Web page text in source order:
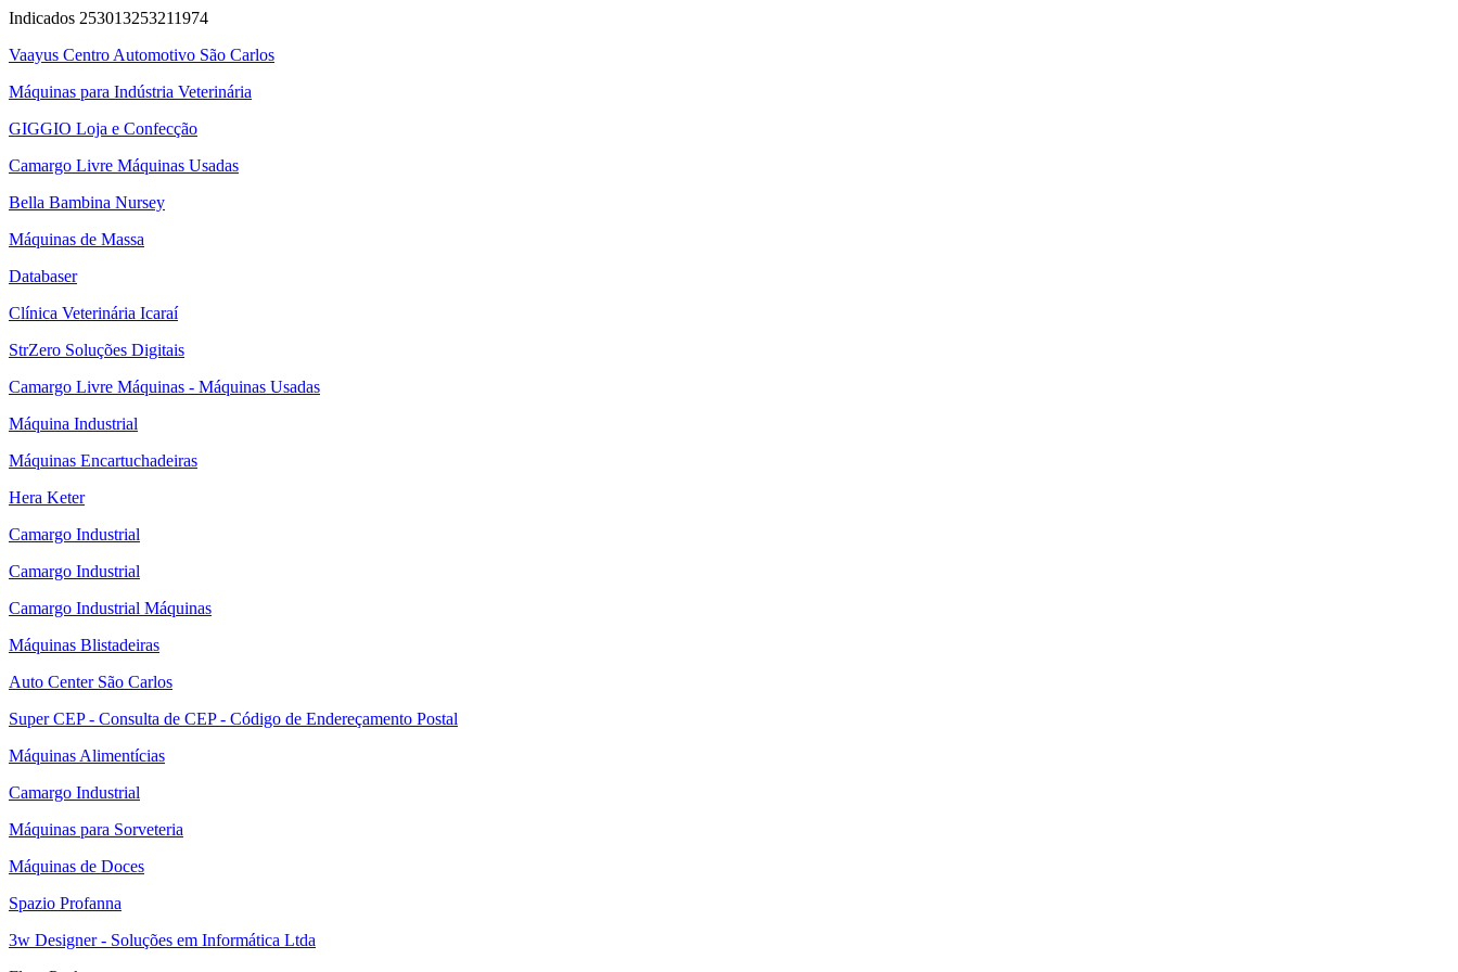
Indicados 253013253211974
Vaayus Centro Automotivo São Carlos
Máquinas para Indústria Veterinária
GIGGIO Loja e Confecção
Camargo Livre Máquinas Usadas
Bella Bambina Nursey
Máquinas de Massa
Databaser
Clínica Veterinária Icaraí
StrZero Soluções Digitais
Camargo Livre Máquinas - Máquinas Usadas
Máquina Industrial
Máquinas Encartuchadeiras
Hera Keter
Camargo Industrial
Camargo Industrial
Camargo Industrial Máquinas
Máquinas Blistadeiras
Auto Center São Carlos
Super CEP - Consulta de CEP - Código de Endereçamento Postal
Máquinas Alimentícias
Camargo Industrial
Máquinas para Sorveteria
Máquinas de Doces
Spazio Profanna
3w Designer - Soluções em Informática Ltda